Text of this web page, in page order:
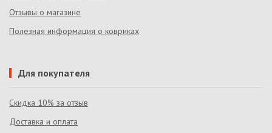
Отзывы о магазине
Полезная информация о ковриках
Для покупателя
Скидка 10% за отзыв
Доставка и оплата